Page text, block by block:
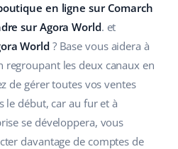
en ligne sur Comarch
sur Agora World. et
World? Base vous aidera à
regroupant les deux canaux en
de gérer toutes vos ventes
le début, car au fur et à
se développera, vous
davantage de comptes de